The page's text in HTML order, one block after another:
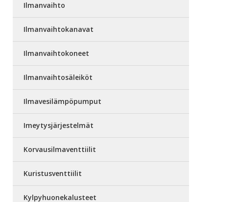
Ilmanvaihto
Ilmanvaihtokanavat
Ilmanvaihtokoneet
Ilmanvaihtosäleiköt
Ilmavesilämpöpumput
Imeytysjärjestelmät
Korvausilmaventtiilit
Kuristusventtiilit
Kylpyhuonekalusteet